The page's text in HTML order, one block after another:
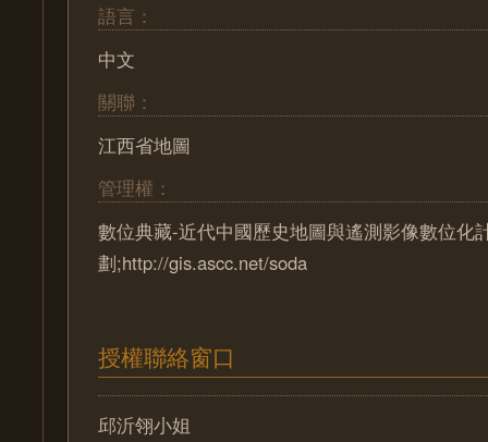
語言：
中文
關聯：
江西省地圖
管理權：
數位典藏-近代中國歷史地圖與遙測影像數位化
劃;http://gis.ascc.net/soda
授權聯絡窗口
邱沂翎小姐